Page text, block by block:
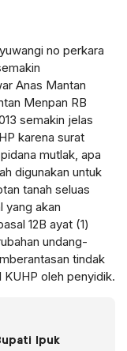
no perkara
Anas Mantan
Menpan RB
semakin jelas
karena surat
mutlak, apa
digunakan untuk
tanah seluas
yang akan
12B ayat (1)
undang-
tindak
oleh penyidik.
Ipuk